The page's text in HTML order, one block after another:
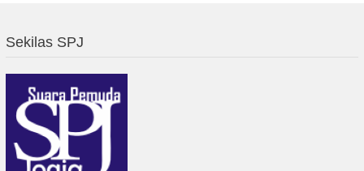
Sekilas SPJ